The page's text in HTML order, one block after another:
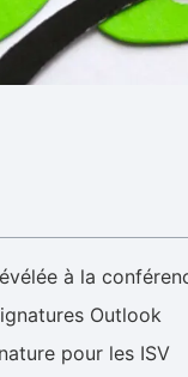
à la
Outlook
pour les ISV